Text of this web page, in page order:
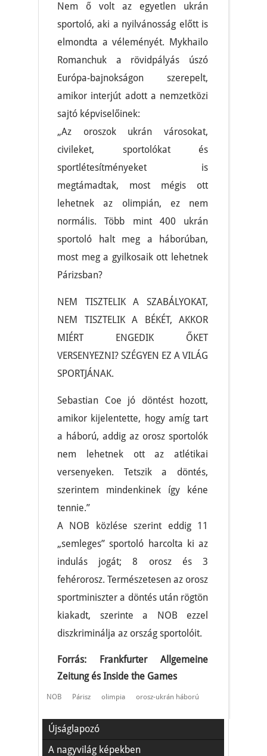
Nem ő volt az egyetlen ukrán
sportoló, aki a nyilvánosság előtt is
elmondta a véleményét. Mykhailo
Romanchuk a rövidpályás úszó
Európa-bajnokságon szerepelt,
amikor interjút adott a nemzetközi
sajtó képviselőinek:
„Az oroszok ukrán városokat,
civileket, sportolókat és
sportlétesítményeket is
megtámadtak, most mégis ott
lehetnek az olimpián, ez nem
normális. Több mint 400 ukrán
sportoló halt meg a háborúban,
most meg a gyilkosaik ott lehetnek
Párizsban?
NEM TISZTELIK A SZABÁLYOKAT,
NEM TISZTELIK A BÉKÉT, AKKOR
MIÉRT ENGEDIK ŐKET
VERSENYEZNI? SZÉGYEN EZ A VILÁG
SPORTJÁNAK.
Sebastian Coe jó döntést hozott,
amikor kijelentette, hogy amíg tart
a háború, addig az orosz sportolók
nem lehetnek ott az atlétikai
versenyeken. Tetszik a döntés,
szerintem mindenkinek így kéne
tennie.”
A NOB közlése szerint eddig 11
„semleges” sportoló harcolta ki az
indulás jogát; 8 orosz és 3
fehérorosz. Természetesen az orosz
sportminiszter a döntés után rögtön
kiakadt, szerinte a NOB ezzel
diszkriminálja az ország sportolóit.
Forrás: Frankfurter Allgemeine
Zeitung és Inside the Games
NOB Párisz olimpia orosz-ukrán háború
Újságlapozó
A nagyvilág képekben